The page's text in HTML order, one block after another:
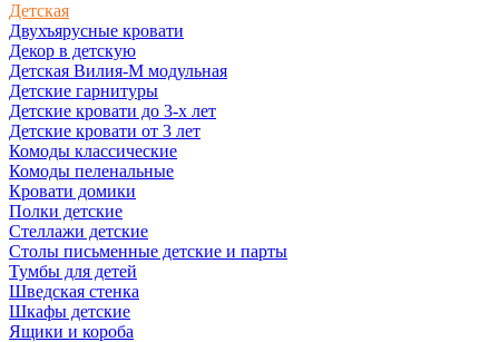
Детская
Двухъярусные кровати
Декор в детскую
Детская Вилия-М модульная
Детские гарнитуры
Детские кровати до 3-х лет
Детские кровати от 3 лет
Комоды классические
Комоды пеленальные
Кровати домики
Полки детские
Стеллажи детские
Столы письменные детские и парты
Тумбы для детей
Шведская стенка
Шкафы детские
Ящики и короба